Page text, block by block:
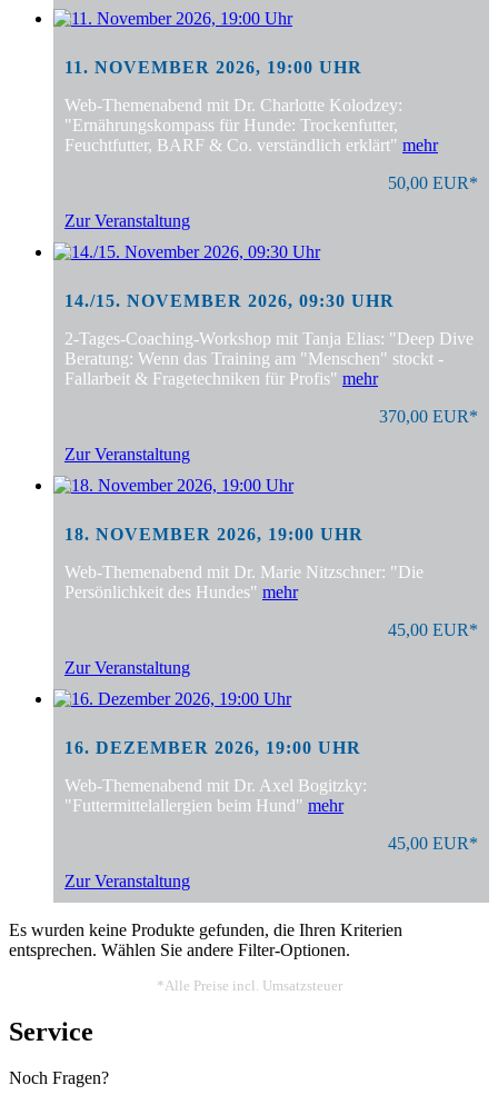
11. NOVEMBER 2026, 19:00 UHR
Web-Themenabend mit Dr. Charlotte Kolodzey:
"Ernährungskompass für Hunde: Trockenfutter,
Feuchtfutter, BARF & Co. verständlich erklärt" mehr
50,00 EUR*
Zur Veranstaltung
14./15. NOVEMBER 2026, 09:30 UHR
2-Tages-Coaching-Workshop mit Tanja Elias: "Deep Dive
Beratung: Wenn das Training am "Menschen" stockt -
Fallarbeit & Fragetechniken für Profis" mehr
370,00 EUR*
Zur Veranstaltung
18. NOVEMBER 2026, 19:00 UHR
Web-Themenabend mit Dr. Marie Nitzschner: "Die
Persönlichkeit des Hundes" mehr
45,00 EUR*
Zur Veranstaltung
16. DEZEMBER 2026, 19:00 UHR
Web-Themenabend mit Dr. Axel Bogitzky:
"Futtermittelallergien beim Hund" mehr
45,00 EUR*
Zur Veranstaltung
Es wurden keine Produkte gefunden, die Ihren Kriterien
entsprechen. Wählen Sie andere Filter-Optionen.
*Alle Preise incl. Umsatzsteuer
Service
Noch Fragen?